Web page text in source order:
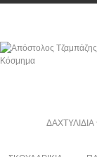
ΔΑΧΤΥΛΙΔΙΑ